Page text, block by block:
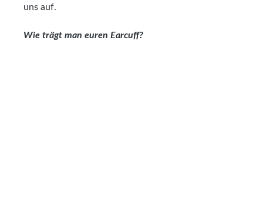
uns auf.
Wie trägt man euren Earcuff?